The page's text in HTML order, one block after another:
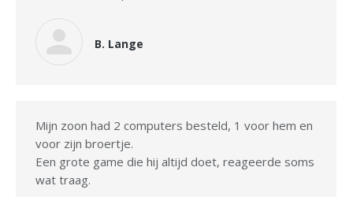
B. Lange
Mijn zoon had 2 computers besteld, 1 voor hem en
voor zijn broertje.
Een grote game die hij altijd doet, reageerde soms
wat traag.